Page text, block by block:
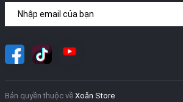
Bản quyền thuộc về Xoăn Store